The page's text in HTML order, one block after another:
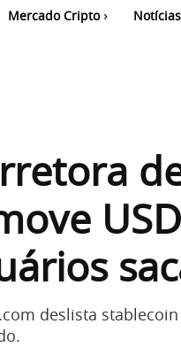
Mercado Cripto Notícias
deslista